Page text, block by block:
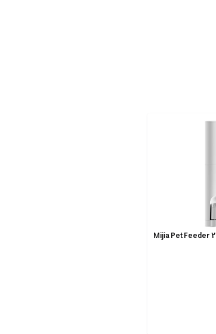
ظرف غذای هوشمند حیوانات خانگی Mijia Pet Feeder 2